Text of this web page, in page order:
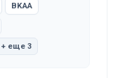
BKAA
+ еще 3